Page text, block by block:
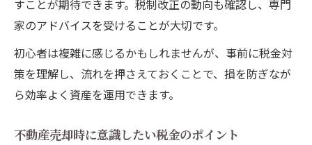
すことが期待できます。税制改正の動向も確認し、専門
家のアドバイスを受けることが大切です。
初心者は複雑に感じるかもしれませんが、事前に税金対
策を理解し、流れを押さえておくことで、損を防ぎなが
ら効率よく資産を運用できます。
不動産売却時に意識したい税金のポイント